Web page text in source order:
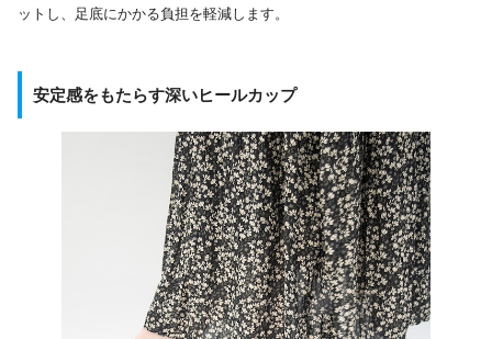
ットし、足底にかかる負担を軽減します。
安定感をもたらす深いヒールカップ